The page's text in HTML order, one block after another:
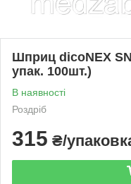
Шприц dicoNEX
упак. 100шт.)
В наявності
Роздріб
315 ₴/